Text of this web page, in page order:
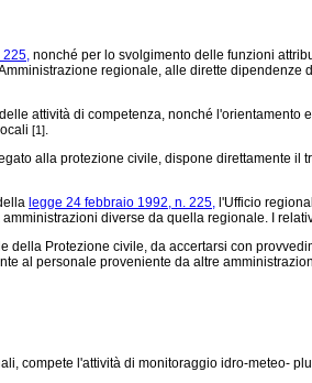
225, nonché per lo svolgimento delle funzioni
regionale, alle dirette
attività di competenza, nonché
[1].
alla protezione civile, dispone direttamente
legge 24 febbraio 1992, n. 225, l'Ufficio
diverse da quella regionale. I
Protezione civile, da accertarsi con
al personale proveniente da altre
compete l'attività di monitoraggio idro-meteo-